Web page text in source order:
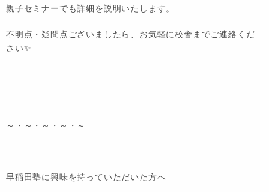
親子セミナーでも詳細を説明いたします。
不明点・疑問点ございましたら、お気軽に校舎までご連絡くだ
さい✨
～・～・～・～・～
早稲田塾に興味を持っていただいた方へ